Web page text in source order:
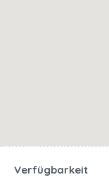
Verfügbarkeit